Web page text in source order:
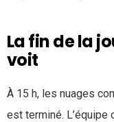
La fin de la
voit
À 15 h, les nuages
est terminé. L’équipe